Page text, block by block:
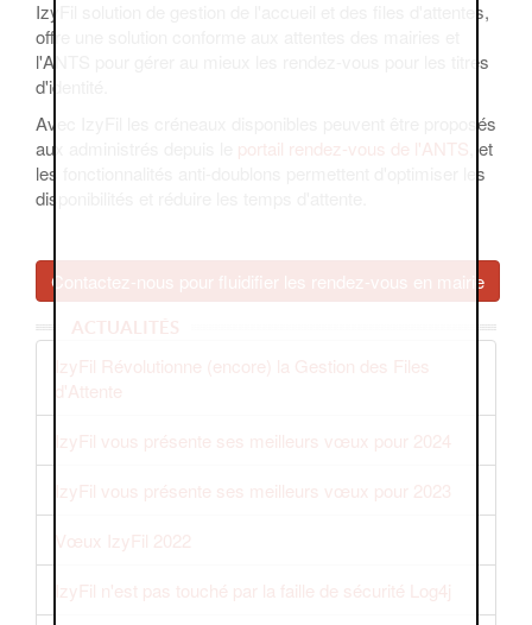
IzyFil solution de gestion de l'accueil et des files d'attentes,
offre une solution conforme aux attentes des mairies et
l'ANTS pour gérer au mieux les rendez-vous pour les titres
d'identité.
Avec IzyFil les créneaux disponibles peuvent être proposés
aux administrés depuis le portail rendez-vous de l'ANTS , et
les fonctionnalités anti-doublons permettent d'optimiser les
disponibilités et réduire les temps d'attente.
Contactez-nous pour fluidifier les rendez-vous en mairie
ACTUALITÉS
IzyFil Révolutionne (encore) la Gestion des Files
d'Attente
IzyFil vous présente ses meilleurs vœux pour 2024
IzyFil vous présente ses meilleurs vœux pour 2023
Vœux IzyFil 2022
IzyFil n'est pas touché par la faille de sécurité Log4j